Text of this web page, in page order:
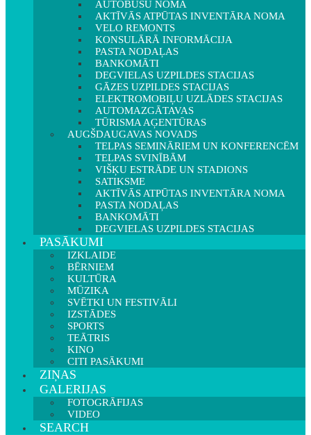
AUTOBUSU NOMA
AKTĪVĀS ATPŪTAS INVENTĀRA NOMA
VELO REMONTS
KONSULĀRĀ INFORMĀCIJA
PASTA NODAĻAS
BANKOMĀTI
DEGVIELAS UZPILDES STACIJAS
GĀZES UZPILDES STACIJAS
ELEKTROMOBIĻU UZLĀDES STACIJAS
AUTOMAZGĀTAVAS
TŪRISMA AĢENTŪRAS
AUGŠDAUGAVAS NOVADS
TELPAS SEMINĀRIEM UN KONFERENCĒM
TELPAS SVINĪBĀM
VIŠĶU ESTRĀDE UN STADIONS
SATIKSME
AKTĪVĀS ATPŪTAS INVENTĀRA NOMA
PASTA NODAĻAS
BANKOMĀTI
DEGVIELAS UZPILDES STACIJAS
PASĀKUMI
IZKLAIDE
BĒRNIEM
KULTŪRA
MŪZIKA
SVĒTKI UN FESTIVĀLI
IZSTĀDES
SPORTS
TEĀTRIS
KINO
CITI PASĀKUMI
ZIŅAS
GALERIJAS
FOTOGRĀFIJAS
VIDEO
SEARCH